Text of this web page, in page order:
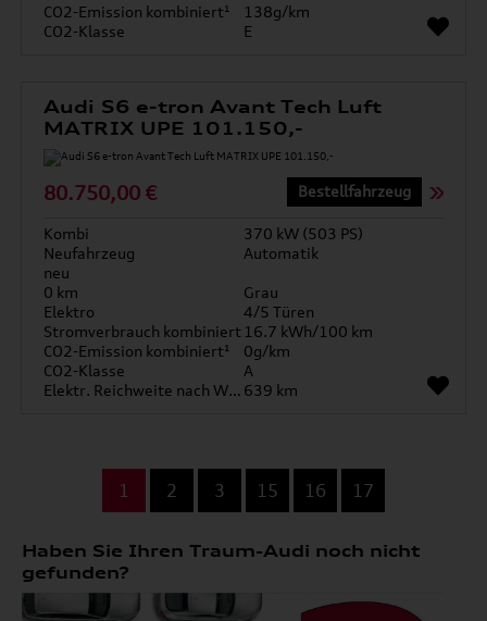
CO2-Emission kombiniert¹
138g/km
CO2-Klasse
E
Audi S6 e-tron Avant Tech Luft
MATRIX UPE 101.150,-
80.750,00 € Bestellfahrzeug
Kombi
370 kW (503 PS)
Neufahrzeug
Automatik
neu
0 km
Grau
Elektro
4/5 Türen
Stromverbrauch kombiniert 16.7 kWh/100 km
CO2-Emission kombiniert¹
0g/km
CO2-Klasse
A
Elektr. Reichweite nach WLTP* 639 km
1 2 3 15 16 17
Haben Sie Ihren Traum-Audi noch nicht
gefunden?